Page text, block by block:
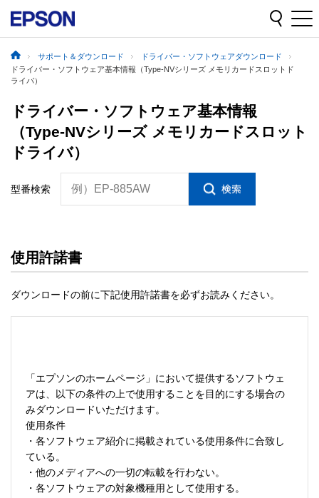
サポート＆ダウンロード
ドライバー・ソフトウェアダウンロード
ドライバー・ソフトウェア基本情報（Type-NVシリーズ メモリカードスロットド
ライバ）
ドライバー・ソフトウェア基本情報
（Type-NVシリーズ メモリカードスロット
ドライバ）
型番検索 例）EP-885AW
使用許諾書
ダウンロードの前に下記使用許諾書を必ずお読みください。
「エプソンのホームページ」において提供するソフトウェ
アは、以下の条件の上で使用することを目的にする場合の
みダウンロードいただけます。
使用条件
・各ソフトウェア紹介に掲載されている使用条件に合致し
ている。
・他のメディアへの一切の転載を行わない。
・各ソフトウェアの対象機種用として使用する。